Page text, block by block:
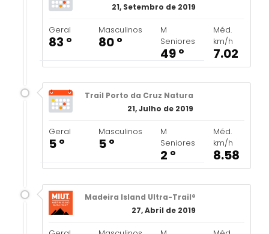
21, Setembro de 2019
Geral
83 º
Masculinos
80 º
M
Seniores
49 º
Méd.
km/h
7.02
Trail Porto da Cruz Natura
21, Julho de 2019
Geral
5 º
Masculinos
5 º
M
Seniores
2 º
Méd.
km/h
8.58
Madeira Island Ultra-Trail®
27, Abril de 2019